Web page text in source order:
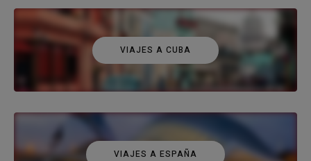
VIAJES A CUBA
VIAJES A ESPAÑA